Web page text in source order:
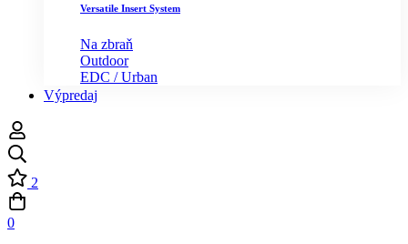
Versatile Insert System
Na zbraň
Outdoor
EDC / Urban
Výpredaj
2
0